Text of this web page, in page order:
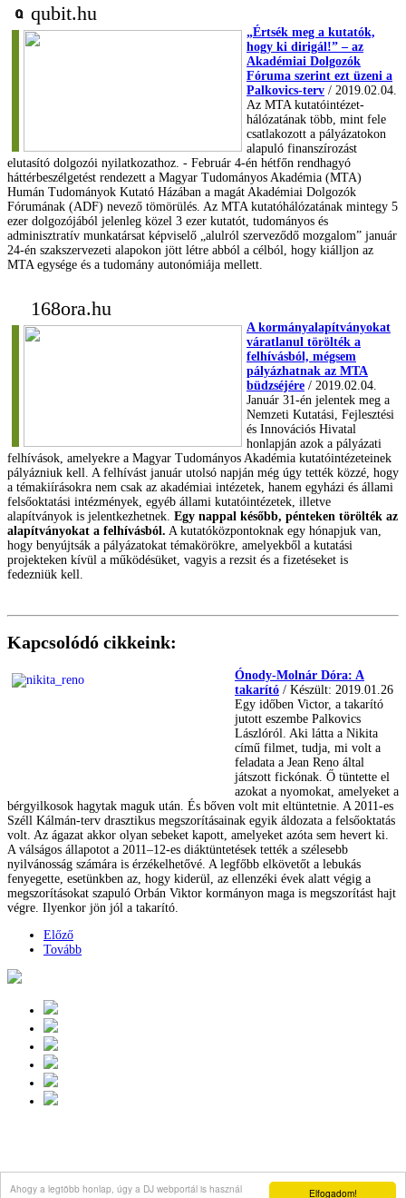
Elfogadom!
Ahogy a legtöbb honlap, úgy a DJ webportál is használ
qubit.hu
„Értsék meg a kutatók,
hogy ki dirigál!” – az
Akadémiai Dolgozók
Fóruma szerint ezt üzeni a
Palkovics-terv / 2019.02.04.
Az MTA kutatóintézet-
hálózatának több, mint fele
csatlakozott a pályázatokon
alapuló finanszírozást
elutasító dolgozói nyilatkozathoz. - Február 4-én hétfőn rendhagyó
háttérbeszélgetést rendezett a Magyar Tudományos Akadémia (MTA)
Humán Tudományok Kutató Házában a magát Akadémiai Dolgozók
Fórumának (ADF) nevező tömörülés. Az MTA kutatóhálózatának mintegy 5
ezer dolgozójából jelenleg közel 3 ezer kutatót, tudományos és
adminisztratív munkatársat képviselő „alulról szerveződő mozgalom” január
24-én szakszervezeti alapokon jött létre abból a célból, hogy kiálljon az
MTA egysége és a tudomány autonómiája mellett.
168ora.hu
A kormányalapítványokat
váratlanul törölték a
felhívásból, mégsem
pályázhatnak az MTA
büdzséjére / 2019.02.04.
Január 31-én jelentek meg a
Nemzeti Kutatási, Fejlesztési
és Innovációs Hivatal
honlapján azok a pályázati
felhívások, amelyekre a Magyar Tudományos Akadémia kutatóintézeteinek
pályázniuk kell. A felhívást január utolsó napján még úgy tették közzé, hogy
a témakiírásokra nem csak az akadémiai intézetek, hanem egyházi és állami
felsőoktatási intézmények, egyéb állami kutatóintézetek, illetve
alapítványok is jelentkezhetnek. Egy nappal később, pénteken törölték az
alapítványokat a felhívásból. A kutatóközpontoknak egy hónapjuk van,
hogy benyújtsák a pályázatokat témakörökre, amelyekből a kutatási
projekteken kívül a működésüket, vagyis a rezsit és a fizetéseket is
fedezniük kell.
Kapcsolódó cikkeink:
Ónody-Molnár Dóra: A
takarító / Készült: 2019.01.26
Egy időben Victor, a takarító
jutott eszembe Palkovics
Lászlóról. Aki látta a Nikita
című filmet, tudja, mi volt a
feladata a Jean Reno által
játszott fickónak. Ő tüntette el
azokat a nyomokat, amelyeket a
bérgyilkosok hagytak maguk után. És bőven volt mit eltüntetnie. A 2011-es
Széll Kálmán-terv drasztikus megszorításainak egyik áldozata a felsőoktatás
volt. Az ágazat akkor olyan sebeket kapott, amelyeket azóta sem hevert ki.
A válságos állapotot a 2011–12-es diáktüntetések tették a szélesebb
nyilvánosság számára is érzékelhetővé. A legfőbb elkövetőt a lebukás
fenyegette, esetünkben az, hogy kiderül, az ellenzéki évek alatt végig a
megszorításokat szapuló Orbán Viktor kormányon maga is megszorítást hajt
végre. Ilyenkor jön jól a takarító.
Előző
Tovább